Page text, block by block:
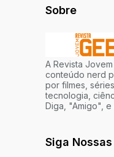
Sobre
A Revista
conteúdo nerd
por filmes,
tecnologia,
Diga, "Amigo", e
Siga